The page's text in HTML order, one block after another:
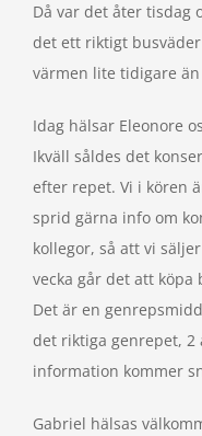
Då var det åter tisdag
det ett riktigt
värmen lite tidigare
Idag hälsar Eleonore
Ikväll såldes det
efter repet. Vi i kören
sprid gärna info om
kollegor, så att vi
vecka går det att
Det är en
det riktiga genrepet, 2
information kommer
Gabriel hälsas